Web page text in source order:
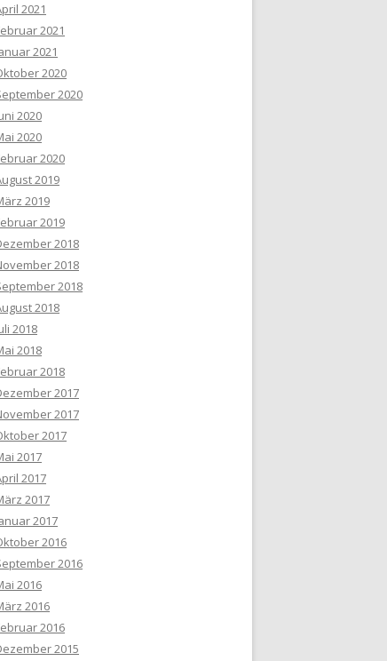
2021
2021
2021
2020
2020
2020
2020
2020
2019
2019
2019
2018
2018
2018
2018
2018
2018
2018
2017
2017
2017
2017
2017
2017
2017
2016
2016
2016
2016
2016
2015